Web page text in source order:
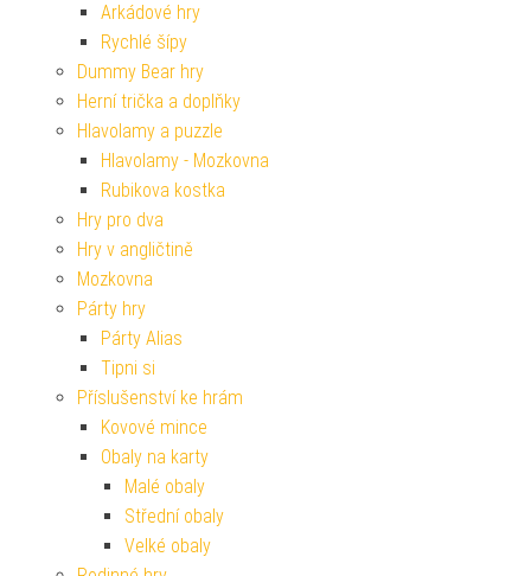
Arkádové hry
Rychlé šípy
Dummy Bear hry
Herní trička a doplňky
Hlavolamy a puzzle
Hlavolamy - Mozkovna
Rubikova kostka
Hry pro dva
Hry v angličtině
Mozkovna
Párty hry
Párty Alias
Tipni si
Příslušenství ke hrám
Kovové mince
Obaly na karty
Malé obaly
Střední obaly
Velké obaly